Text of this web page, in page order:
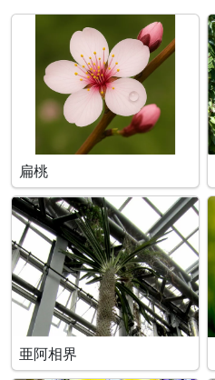
扁桃
亜阿相界